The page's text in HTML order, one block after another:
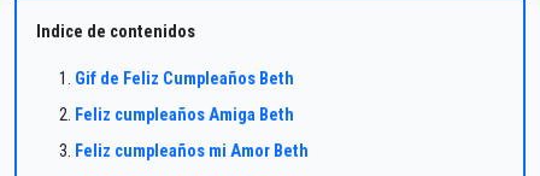
Indice de contenidos
Gif de Feliz Cumpleaños Beth
Feliz cumpleaños Amiga Beth
Feliz cumpleaños mi Amor Beth